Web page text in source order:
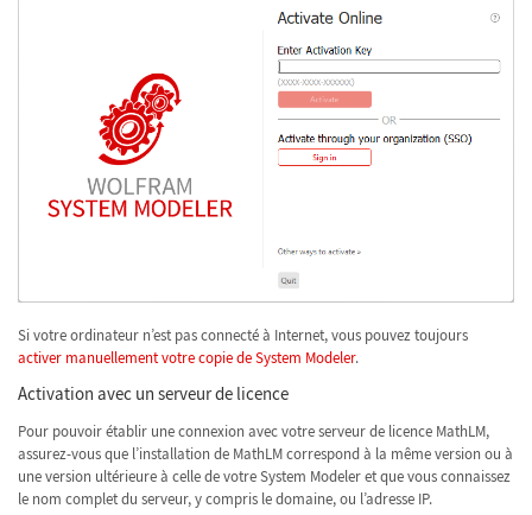
Si votre ordinateur n’est pas connecté à Internet, vous pouvez toujours
activer manuellement votre copie de System Modeler.
Activation avec un serveur de licence
Pour pouvoir établir une connexion avec votre serveur de licence MathLM,
assurez-vous que l’installation de MathLM correspond à la même version ou à
une version ultérieure à celle de votre System Modeler et que vous connaissez
le nom complet du serveur, y compris le domaine, ou l’adresse IP.